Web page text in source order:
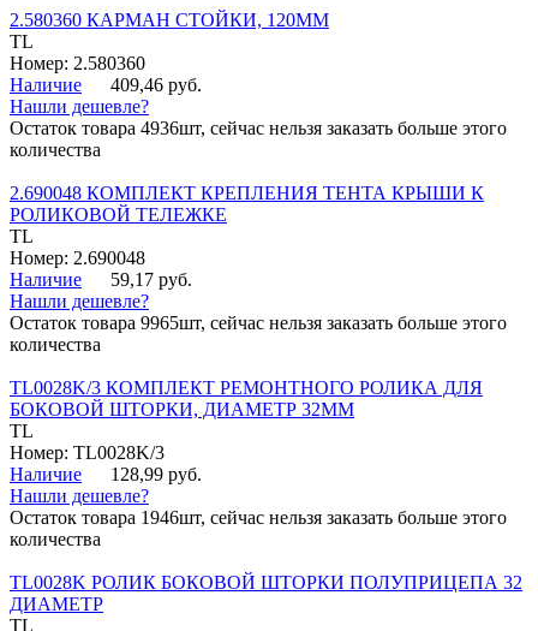
2.580360 КАРМАН СТОЙКИ, 120ММ
TL
Номер: 2.580360
Наличие
409,46 руб.
Нашли дешевле?
Остаток товара 4936шт, сейчас нельзя заказать больше этого
количества
2.690048 КОМПЛЕКТ КРЕПЛЕНИЯ ТЕНТА КРЫШИ К
РОЛИКОВОЙ ТЕЛЕЖКЕ
TL
Номер: 2.690048
Наличие
59,17 руб.
Нашли дешевле?
Остаток товара 9965шт, сейчас нельзя заказать больше этого
количества
TL0028K/3 КОМПЛЕКТ РЕМОНТНОГО РОЛИКА ДЛЯ
БОКОВОЙ ШТОРКИ, ДИАМЕТР 32ММ
TL
Номер: TL0028K/3
Наличие
128,99 руб.
Нашли дешевле?
Остаток товара 1946шт, сейчас нельзя заказать больше этого
количества
TL0028K РОЛИК БОКОВОЙ ШТОРКИ ПОЛУПРИЦЕПА 32
ДИАМЕТР
TL